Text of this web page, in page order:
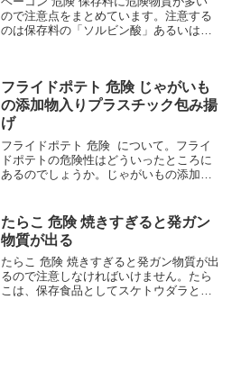
ので注意点をまとめています。注意する
のは保存料の「ソルビン酸」あるいは
加 ベーコン を...
フライドポテト 危険 じゃがいも
の添加物入りプラスチック包み揚
げ
フライドポテト 危険 について。フライ
ドポテトの危険性はどういったところに
あるのでしょうか。じゃがいもの添加物
ポテト 危険ハンバーガー屋さんに行く
と、必ずと言ってい...
たらこ 危険 焼きすぎると発ガン
物質が出る
たらこ 危険 焼きすぎると発ガン物質が出
るので注意しなければいけません。たら
こは、保存食品としてスケトウダラとい